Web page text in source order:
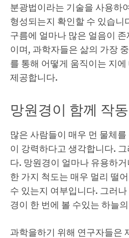
분광법이라는 기술을 사용하
형성되는지 확인할 수 있습니
구름에 얼마나 많은 얼음이
이며, 과학자들은 삶의 가장
를 통해 어떻게 움직이는 지
제공합니다.
망원경이 함께 작
많은 사람들이 매우 먼 물체
이 강력하다고 생각합니다.
다. 망원경이 얼마나 유용하
한 가지 척도는 매우 멀리 떨
수 있는지 여부입니다. 그러
경이 한 번에 볼 수있는 하늘
과학을하기 위해 연구자들은